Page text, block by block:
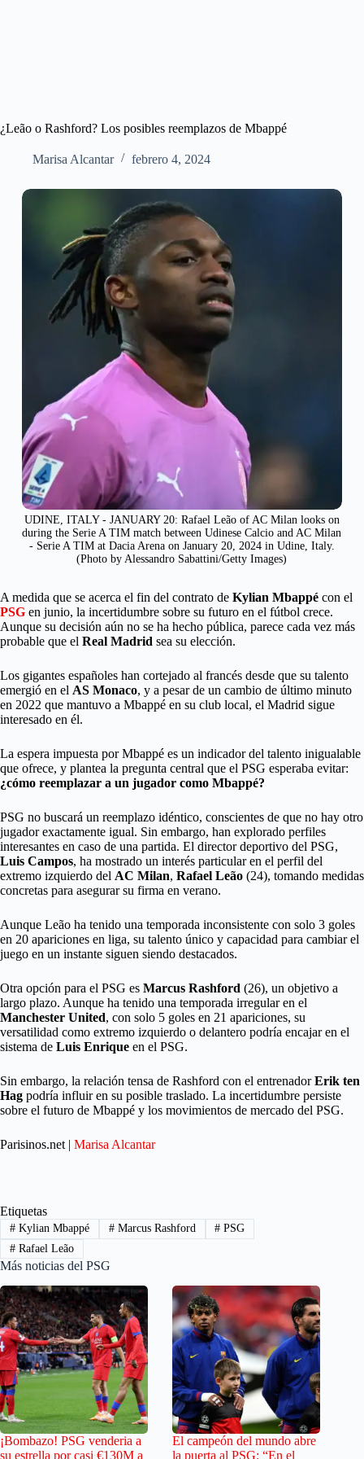
¿Leão o Rashford? Los posibles reemplazos de Mbappé
Marisa Alcantar febrero 4, 2024
UDINE, ITALY - JANUARY 20: Rafael Leão of AC Milan looks on
during the Serie A TIM match between Udinese Calcio and AC Milan
- Serie A TIM at Dacia Arena on January 20, 2024 in Udine, Italy.
(Photo by Alessandro Sabattini/Getty Images)
A medida que se acerca el fin del contrato de Kylian Mbappé con el
PSG en junio, la incertidumbre sobre su futuro en el fútbol crece.
Aunque su decisión aún no se ha hecho pública, parece cada vez más
probable que el Real Madrid sea su elección.
Los gigantes españoles han cortejado al francés desde que su talento
emergió en el AS Monaco, y a pesar de un cambio de último minuto
en 2022 que mantuvo a Mbappé en su club local, el Madrid sigue
interesado en él.
La espera impuesta por Mbappé es un indicador del talento inigualable
que ofrece, y plantea la pregunta central que el PSG esperaba evitar:
¿cómo reemplazar a un jugador como Mbappé?
PSG no buscará un reemplazo idéntico, conscientes de que no hay otro
jugador exactamente igual. Sin embargo, han explorado perfiles
interesantes en caso de una partida. El director deportivo del PSG,
Luis Campos, ha mostrado un interés particular en el perfil del
extremo izquierdo del AC Milan, Rafael Leão (24), tomando medidas
concretas para asegurar su firma en verano.
Aunque Leão ha tenido una temporada inconsistente con solo 3 goles
en 20 apariciones en liga, su talento único y capacidad para cambiar el
juego en un instante siguen siendo destacados.
Otra opción para el PSG es Marcus Rashford (26), un objetivo a
largo plazo. Aunque ha tenido una temporada irregular en el
Manchester United, con solo 5 goles en 21 apariciones, su
versatilidad como extremo izquierdo o delantero podría encajar en el
sistema de Luis Enrique en el PSG.
Sin embargo, la relación tensa de Rashford con el entrenadorErik ten
Hag podría influir en su posible traslado. La incertidumbre persiste
sobre el futuro de Mbappé y los movimientos de mercado del PSG.
Parisinos.net | Marisa Alcantar
Etiquetas
#Kylian Mbappé #Marcus Rashford # PSG
#Rafael Leão
Más noticias del PSG
¡Bombazo! PSG venderia a
su estrella por casi €130M a
El campeón del mundo abre
la puerta al PSG: “En el